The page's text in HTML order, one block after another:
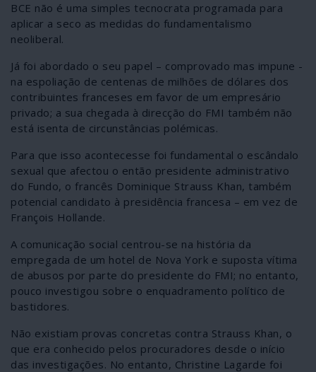
BCE não é uma simples tecnocrata programada para
aplicar a seco as medidas do fundamentalismo
neoliberal.
Já foi abordado o seu papel – comprovado mas impune -
na espoliação de centenas de milhões de dólares dos
contribuintes franceses em favor de um empresário
privado; a sua chegada à direcção do FMI também não
está isenta de circunstâncias polémicas.
Para que isso acontecesse foi fundamental o escândalo
sexual que afectou o então presidente administrativo
do Fundo, o francês Dominique Strauss Khan, também
potencial candidato à presidência francesa – em vez de
François Hollande.
A comunicação social centrou-se na história da
empregada de um hotel de Nova York e suposta vítima
de abusos por parte do presidente do FMI; no entanto,
pouco investigou sobre o enquadramento político de
bastidores.
Não existiam provas concretas contra Strauss Khan, o
que era conhecido pelos procuradores desde o início
das investigações. No entanto, Christine Lagarde foi